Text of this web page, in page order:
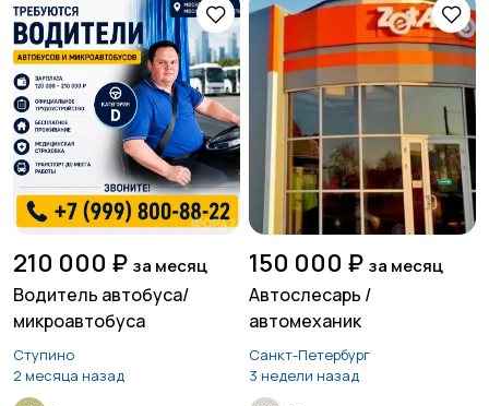
210 000 ₽ за месяц
Водитель автобуса/
микроавтобуса
Ступино
2 месяца назад
150 000 ₽ за месяц
Автослесарь /
автомеханик
Санкт-Петербург
3 недели назад